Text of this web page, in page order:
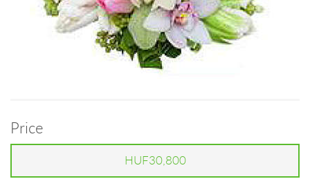
Price
HUF30,800